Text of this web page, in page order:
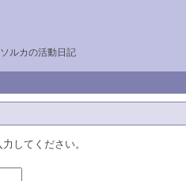
ルカの活動日記
してください。